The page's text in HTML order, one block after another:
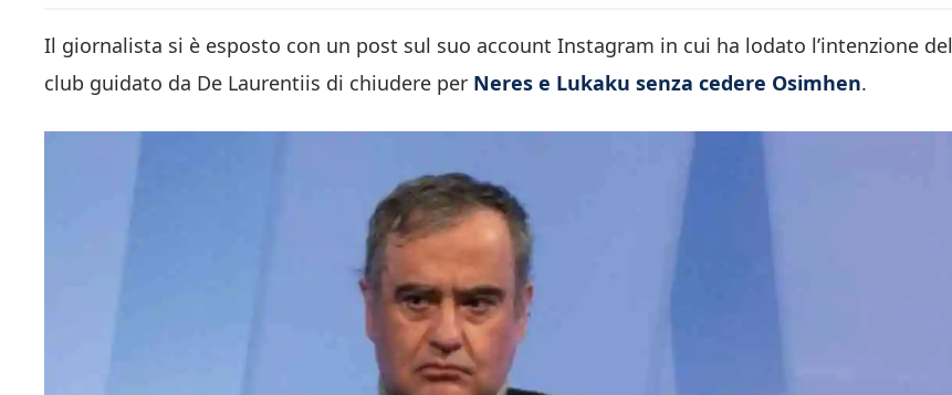
Il giornalista si è esposto con un post sul suo account Instagram in cui ha lodato l’intenzione del
club guidato da De Laurentiis di chiudere per Neres e Lukaku senza cedere Osimhen.